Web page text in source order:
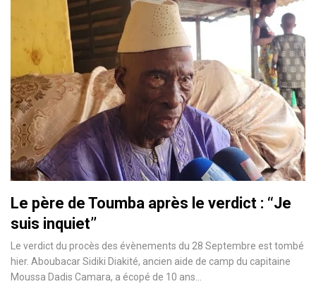
Le père de Toumba après le verdict : ‘‘Je
suis inquiet’’
Le verdict du procès des évènements du 28 Septembre est tombé
hier. Aboubacar Sidiki Diakité, ancien aide de camp du capitaine
Moussa Dadis Camara, a écopé de 10 ans…